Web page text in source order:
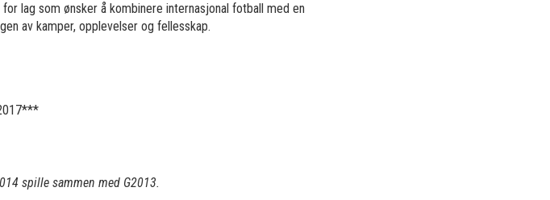
lag som ønsker å kombinere internasjonal fotball med en
av kamper, opplevelser og fellesskap.
spille sammen med G2013.